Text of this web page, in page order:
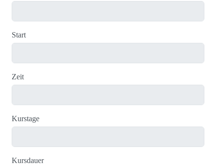
Start
Zeit
Kurstage
Kursdauer